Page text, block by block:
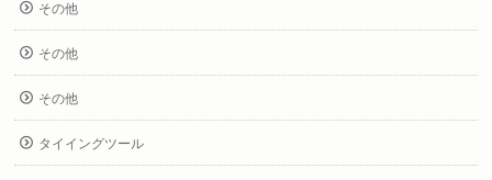
その他
その他
その他
タイイングツール